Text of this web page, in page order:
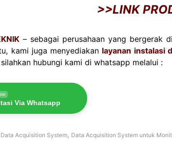
>>LINK
– sebagai perusahaan yang bergerak
kami juga menyediakan layanan instalasi
hubungi kami di whatsapp melalui :
Via Whatsapp
Data Acquisition System, Data Acquisition System untuk